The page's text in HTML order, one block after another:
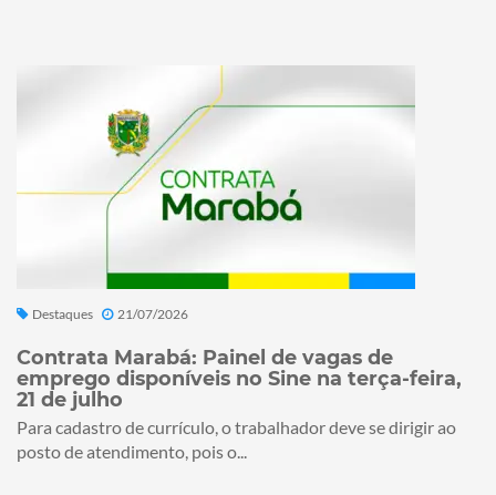
Destaques 21/07/2026
Contrata Marabá: Painel de vagas de
emprego disponíveis no Sine na terça-feira,
21 de julho
Para cadastro de currículo, o trabalhador deve se dirigir ao
posto de atendimento, pois o...